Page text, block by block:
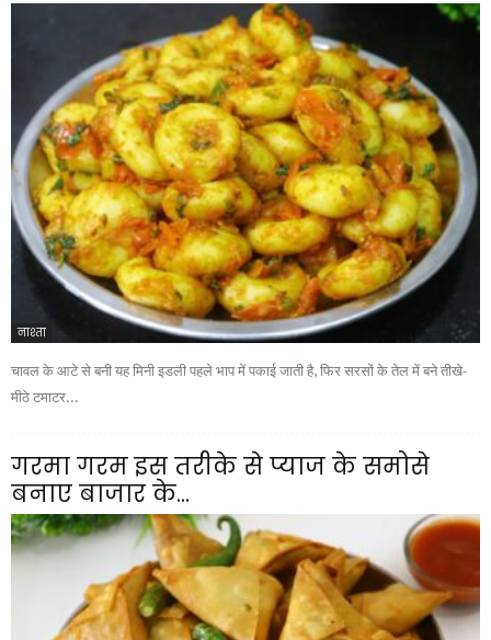
नाश्ता
चावल के आटे से बनी यह मिनी इडली पहले भाप में पकाई जाती है, फिर सरसों के तेल में बने तीखे-
मीठे टमाटर...
गरमा गरम इस तरीके से प्याज के समोसे
बनाए बाजार के...